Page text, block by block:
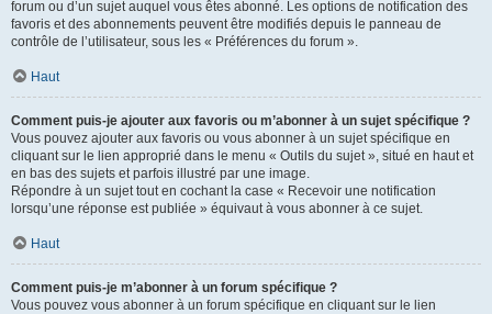
forum ou d’un sujet auquel vous êtes abonné. Les options de notification des
favoris et des abonnements peuvent être modifiés depuis le panneau de
contrôle de l’utilisateur, sous les « Préférences du forum ».
Haut
Comment puis-je ajouter aux favoris ou m’abonner à un sujet spécifique ?
Vous pouvez ajouter aux favoris ou vous abonner à un sujet spécifique en
cliquant sur le lien approprié dans le menu « Outils du sujet », situé en haut et
en bas des sujets et parfois illustré par une image.
Répondre à un sujet tout en cochant la case « Recevoir une notification
lorsqu’une réponse est publiée » équivaut à vous abonner à ce sujet.
Haut
Comment puis-je m’abonner à un forum spécifique ?
Vous pouvez vous abonner à un forum spécifique en cliquant sur le lien